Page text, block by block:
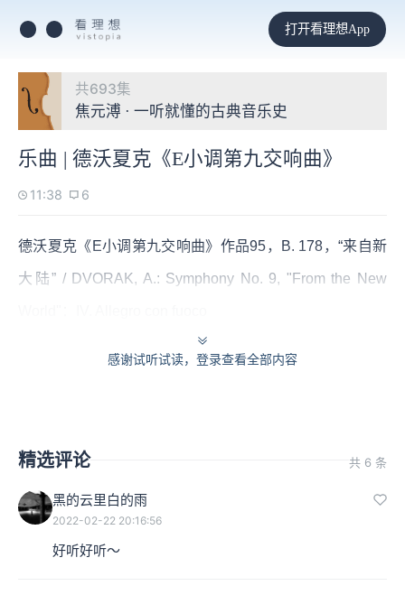
打开看理想App
共693集
焦元溥 · 一听就懂的古典音乐史
乐曲 | 德沃夏克《E小调第九交响曲》
11:38 6
德沃夏克《E小调第九交响曲》作品95，B. 178，“来自新
大陆” / DVORAK, A.: Symphony No. 9, "From the New
感谢试听试读，登录查看全部内容
精选评论 共 6 条
黑的云里白的雨
2022-02-22 20:16:56
好听好听～